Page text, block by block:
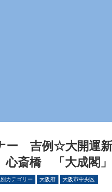
ー 吉例☆大開運新
斎橋 「大成閣」
カテゴリー 大阪府 大阪市中央区